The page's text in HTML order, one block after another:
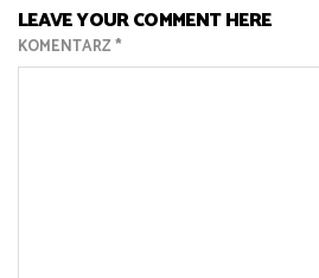
LEAVE YOUR COMMENT HERE
KOMENTARZ*